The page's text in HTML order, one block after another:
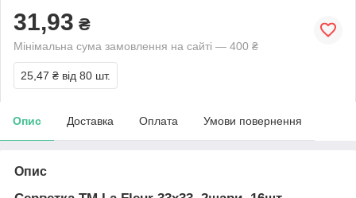
31,93 ₴
Мінімальна сума замовлення на сайті — 400 ₴
25,47 ₴ від 80 шт.
Опис Доставка Оплата Умови повернення
Опис